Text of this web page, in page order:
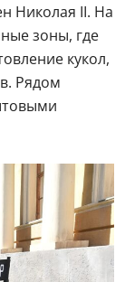
Николая II. На
зоны, где
кукол,
Рядом